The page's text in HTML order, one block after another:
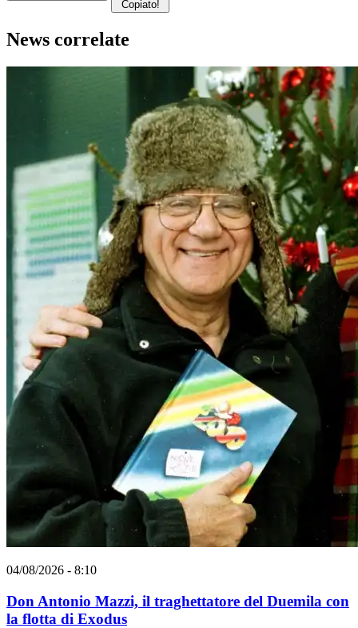
Copiato!
News correlate
04/08/2026 - 8:10
Don Antonio Mazzi, il traghettatore del Duemila con
la flotta di Exodus